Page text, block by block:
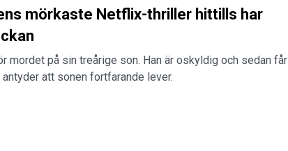
mörkaste Netflix-thriller hittills har
mordet på sin treårige son. Han är oskyldig och sedan får
att sonen fortfarande lever.